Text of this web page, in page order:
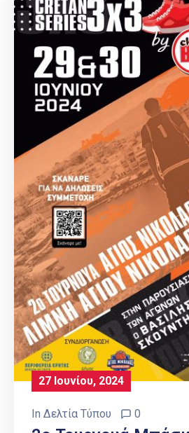
27 Ιουνίου, 2024
In Δελτία Τύπου 0